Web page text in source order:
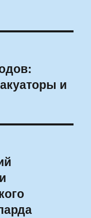
и